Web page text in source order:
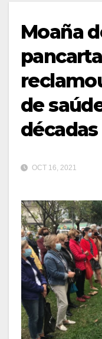
Moaña
de
décadas
OCT 16, 2021